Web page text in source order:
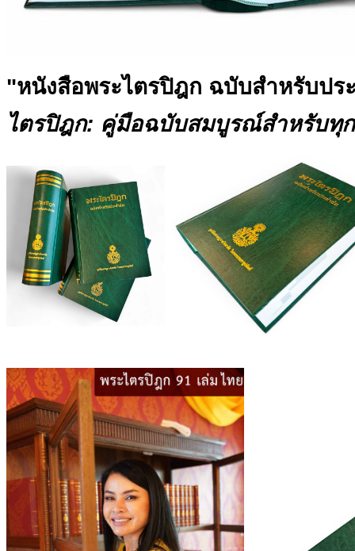
"หนังสือพระไตรปิฎก ฉบับสำหรับปร
ไตรปิฎก: คู่มือฉบับสมบูรณ์สำหรับทุ